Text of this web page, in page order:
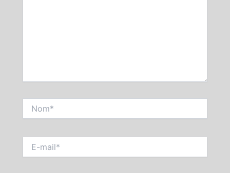
mail*